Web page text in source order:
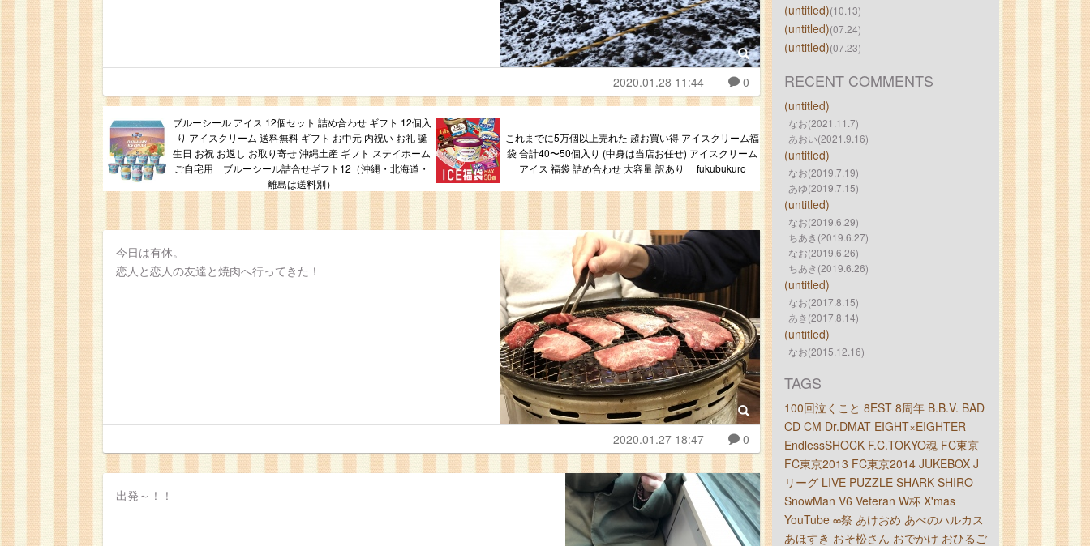
2020.01.28 11:44 0
ブルーシール アイス 12個セット 詰め合わせ ギフト 12個入
り アイスクリーム 送料無料 ギフト お中元 内祝い お礼 誕
生日 お祝 お返し お取り寄せ 沖縄土産 ギフト ステイホーム
ご自宅用 ブルーシール詰合せギフト12（沖縄・北海道・
離島は送料別）
これまでに5万個以上売れた 超お買い得 アイスクリーム福
袋 合計40〜50個入り (中身は当店お任せ) アイスクリーム
アイス 福袋 詰め合わせ 大容量 訳あり fukubukuro
今日は有休。
恋人と恋人の友達と焼肉へ行ってきた！
2020.01.27 18:47 0
出発～！！
(untitled)(10.13)
(untitled)(07.24)
(untitled)(07.23)
RECENT COMMENTS
(untitled)
なお(2021.11.7)
あおい(2021.9.16)
(untitled)
なお(2019.7.19)
あゆ(2019.7.15)
(untitled)
なお(2019.6.29)
ちあき(2019.6.27)
なお(2019.6.26)
ちあき(2019.6.26)
(untitled)
なお(2017.8.15)
あき(2017.8.14)
(untitled)
なお(2015.12.16)
TAGS
100回泣くこと 8EST 8周年 B.B.V. BAD
CD CM Dr.DMAT EIGHT×EIGHTER
EndlessSHOCK F.C.TOKYO魂 FC東京
FC東京2013 FC東京2014 JUKEBOX J
リーグ LIVE PUZZLE SHARK SHIRO
SnowMan V6 Veteran W杯 X'mas
YouTube ∞祭 あけおめ あべのハルカス
あほすき おそ松さん おでかけ おひるご